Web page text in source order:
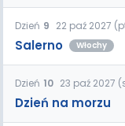
Dzień 9 22 paź 2027
Salerno Włochy
Dzień 10 23 paź 2027
Dzień na morzu